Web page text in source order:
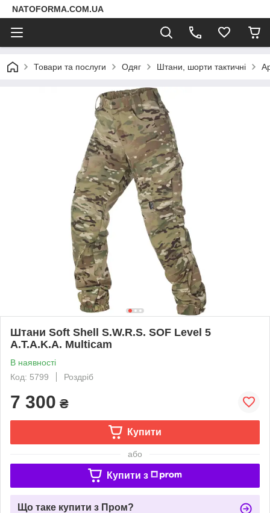
NATOFORMA.COM.UA
Товари та послуги Одяг Штани, шорти тактичні
Штани Soft Shell S.W.R.S. SOF Level 5
A.T.A.K.A. Multicam
В наявності
Код: 5799
Роздріб
7 300 ₴
Купити
або
Купити з
Що таке купити з Пром?